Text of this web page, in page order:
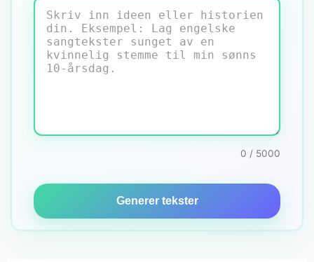
0 / 5000
Generer tekster